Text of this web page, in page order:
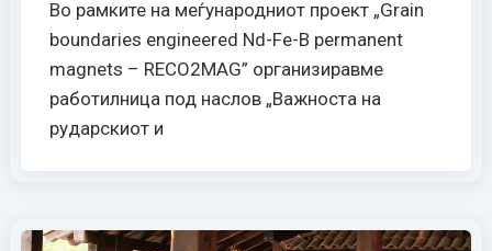
Во рамките на меѓународниот проект „Grain
boundaries engineered Nd-Fe-B permanent
magnets – RECO2MAG” организиравме
работилница под наслов „Важноста на
рударскиот и